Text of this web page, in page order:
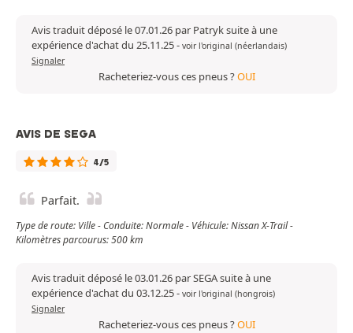
Avis traduit déposé le 07.01.26 par Patryk suite à une
expérience d'achat du 25.11.25- voir l'original (néerlandais)
Signaler
Racheteriez-vous ces pneus ?OUI
AVIS DE SEGA
4/5
Parfait.
Type de route: Ville - Conduite: Normale - Véhicule: Nissan X-Trail -
Kilomètres parcourus: 500 km
Avis traduit déposé le 03.01.26 par SEGA suite à une
expérience d'achat du 03.12.25- voir l'original (hongrois)
Signaler
Racheteriez-vous ces pneus ?OUI